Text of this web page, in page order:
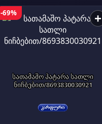
-69% +
სათამაშო პატარა სათლი
ნიჩბებით/8693830030921